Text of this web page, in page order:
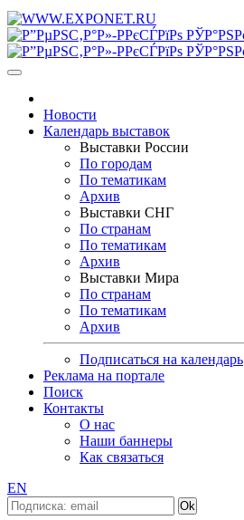
Новости
Календарь выставок
Выставки России
По городам
По тематикам
Архив
Выставки СНГ
По странам
По тематикам
Архив
Выставки Мира
По странам
По тематикам
Архив
Подписаться на календарь
Реклама на портале
Поиск
Контакты
О нас
Наши баннеры
Как связаться
EN